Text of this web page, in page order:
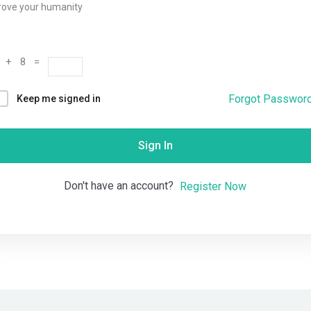
your humanity
+ 8 =
Keep me signed in Forgot
Sign In
Don't have an account? Register Now